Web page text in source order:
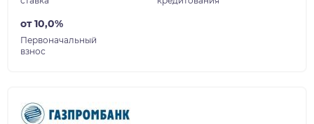
от 10,0%
Первоначальный
взнос